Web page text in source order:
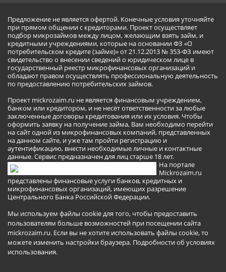
Предложение не является офертой. Конечные условия уточняйте
при прямом общении с кредиторами. Проект осуществляет
подбор микрозаймов между лицом, желающим взять займ, и
кредитными учреждениями, которые на основании ФЗ «О
потребительском кредите (займе)» от 21.12.2013 № 353-ФЗ имеют
свидетельство о внесении сведений о юридическом лице в
государственный реестр микрофинансовых организаций и
обладают правом осуществлять профессиональную деятельность
по предоставлению потребительских займов.
Проект mickrozaim.ru не является финансовым учреждением,
банком или кредитором, и не несёт ответственности за любые
заключенные договоры кредитования или их условия. Чтобы
оформить заявку на получение займа, Вам необходимо перейти
на сайт одной из микрофинансовых компаний, представленных
на данном сайте, и уже там пройти регистрацию и
аутентификацию, внести необходимые личные и контактные
данные. Сервис предназначен для лиц старше 18 лет.
На портале
Mickrozaim.ru
представлены финансовые услуги банков, кредитных и
микрофинансовых организаций, имеющих разрешение
Центрального Банка Российской Федерации.
Мы используем файлы cookie для того, чтобы предоставить
пользователям больше возможностей при посещении сайта
mickrozaim.ru. Если вы не хотите использовать файлы cookie, то
можете изменить настройки браузера. Подробности об условиях
использования.